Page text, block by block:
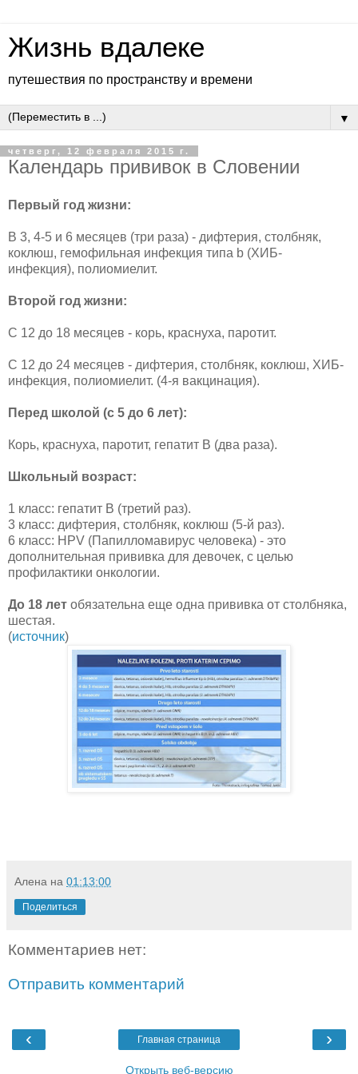
Жизнь вдалеке
путешествия по пространству и времени
▼
четверг, 12 февраля 2015 г.
Календарь прививок в Словении
Первый год жизни:
В 3, 4-5 и 6 месяцев (три раза) - дифтерия, столбняк,
коклюш, гемофильная инфекция типа b (ХИБ-
инфекция), полиомиелит.
Второй год жизни:
С 12 до 18 месяцев - корь, краснуха, паротит.
С 12 до 24 месяцев - дифтерия, столбняк, коклюш, ХИБ-
инфекция, полиомиелит. (4-я вакцинация).
Перед школой (с 5 до 6 лет):
Корь, краснуха, паротит, гепатит В (два раза).
Школьный возраст:
1 класс: гепатит В (третий раз).
3 класс: дифтерия, столбняк, коклюш (5-й раз).
6 класс: HPV (Папилломавирус человека) - это
дополнительная прививка для девочек, с целью
профилактики онкологии.
До 18 лет обязательна еще одна прививка от столбняка,
шестая.
(источник)
Алена на 01:13:00
Поделиться
Комментариев нет:
Отправить комментарий
‹ ›
Главная страница
Открыть веб-версию